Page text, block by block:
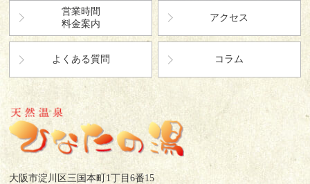
営業時間
料金案内
アクセス
よくある質問 コラム
大阪市淀川区三国本町1丁目6番15